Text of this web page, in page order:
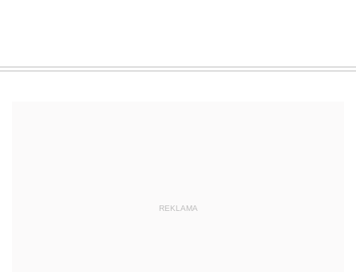
REKLAMA